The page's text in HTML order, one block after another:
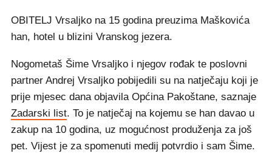
OBITELJ Vrsaljko na 15 godina preuzima Maškovića
han, hotel u blizini Vranskog jezera.
Nogometaš Šime Vrsaljko i njegov rođak te poslovni
partner Andrej Vrsaljko pobijedili su na natječaju koji je
prije mjesec dana objavila Općina Pakoštane, saznaje
Zadarski list. To je natječaj na kojemu se han davao u
zakup na 10 godina, uz mogućnost produženja za još
pet. Vijest je za spomenuti medij potvrdio i sam Šime.